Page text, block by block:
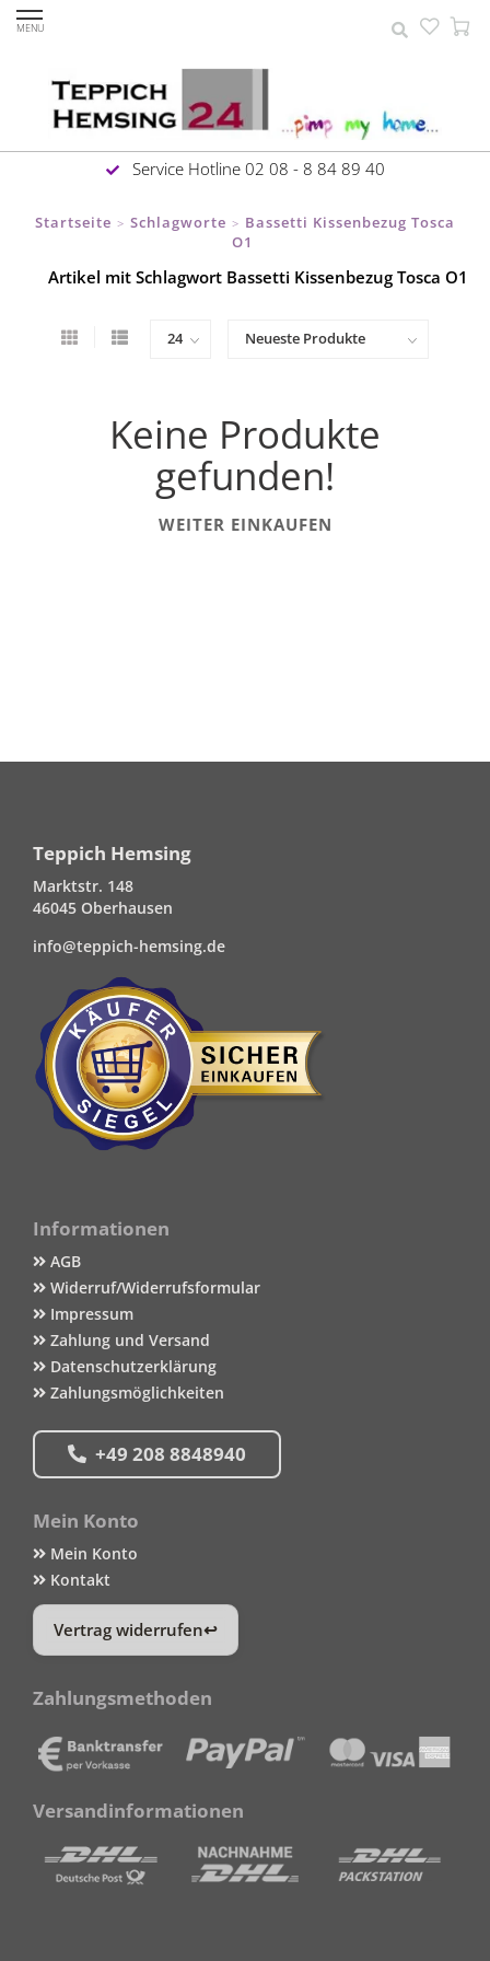
MENU
Service Hotline 02 08 - 8 84 89 40
Startseite > Schlagworte > Bassetti Kissenbezug Tosca
O1
Artikel mit Schlagwort Bassetti Kissenbezug Tosca O1
Keine Produkte
gefunden!
WEITER EINKAUFEN
Teppich Hemsing
Marktstr. 148
46045 Oberhausen
info@teppich-hemsing.de
Informationen
AGB
Widerruf/Widerrufsformular
Impressum
Zahlung und Versand
Datenschutzerklärung
Zahlungsmöglichkeiten
+49 208 8848940
Mein Konto
Mein Konto
Kontakt
Vertrag widerrufen
Zahlungsmethoden
Versandinformationen